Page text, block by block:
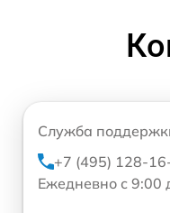
Служба
+7 (495) 128-
Ежедневно с 9:00